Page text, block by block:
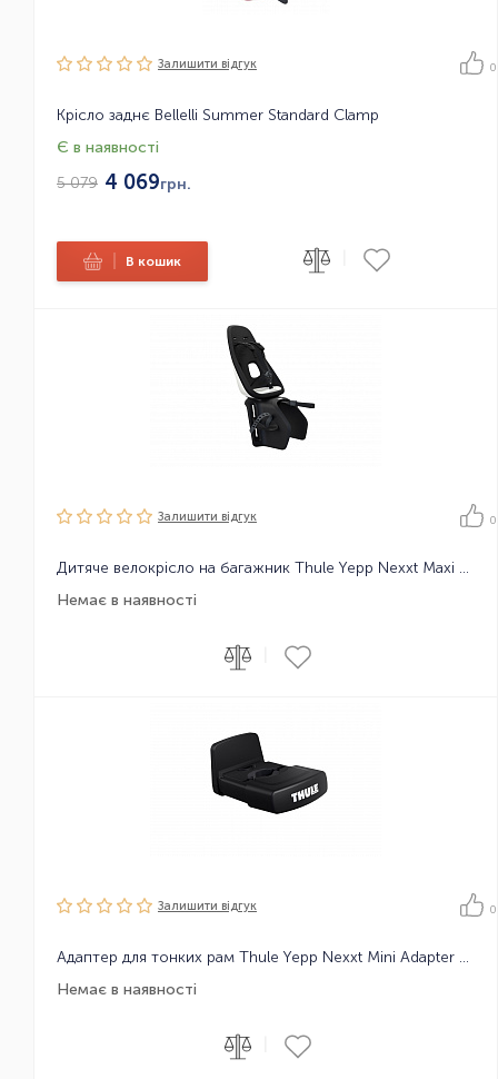
Залишити вiдгук 0
Крісло заднє Bellelli Summer Standard Clamp
Є в наявності
5 079 4 069грн.
В кошик
Залишити вiдгук 0
Дитяче велокрісло на багажник Thule Yepp Nexxt Maxi Universal Mount, адаптер для кріплення не потрібен
Немає в наявності
Залишити вiдгук 0
Адаптер для тонких рам Thule Yepp Nexxt Mini Adapter Slim fit
Немає в наявності